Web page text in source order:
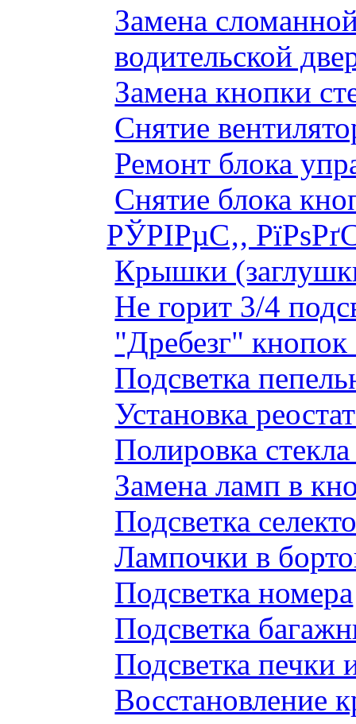
Замена
водительской
Замена кнопки
Снятие
Ремонт блока
Снятие блока
РЎРІРµС‚,
Крышки
Не горит 3/4
"Дребезг"
Подсветка
Установка
Полировка
Замена ламп в
Подсветка
Лампочки в
Подсветка номера
Подсветка
Подсветка печки
Восстановление